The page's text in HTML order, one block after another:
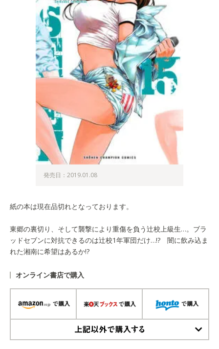
発売日：2019.01.08
紙の本は現在品切れとなっております。
東郷の裏切り、そして襲撃により重傷を負う辻校上級生…。ブラ
ッドセブンに対抗できるのは辻校1年軍団だけ…!? 闇に飲み込ま
れた湘南に希望はあるか!?
オンライン書店で購入